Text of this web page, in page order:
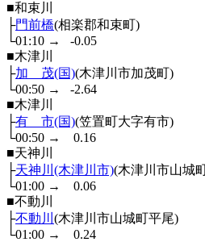
■和束川
├門前橋(相楽郡和束町)
└01:10 →
-0.05
■木津川
├加 茂(国)(木津川市加茂町)
└00:50 →
-2.64
■木津川
├有 市(国)(笠置町大字有市)
└00:50 →
0.16
■天神川
├天神川(木津川市)(木津川市山城
└01:00 →
0.06
■不動川
├不動川 (木津川市山城町平尾)
└01:00 → 0.24